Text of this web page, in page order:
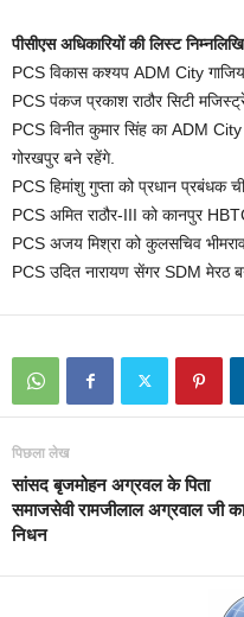
पीसीएस अधिकारियों की लिस्ट
PCS विकास कश्यप ADM City
PCS पंकज प्रकाश राठौर सिटी
PCS विनीत कुमार सिंह का ADM City
गोरखपुर बने रहेंगे.
PCS हिमांशु गुप्ता को प्रधान प्रबंधक
PCS अमित राठौर-III को कानपुर
PCS अजय मिश्रा को कुलसचिव
PCS उदित नारायण सेंगर SDM मेरठ
पिछला लेख
सांसद बृजमोहन अग्रवल के पिता
समाजसेवी रामजीलाल अग्रवाल जी का
निधन